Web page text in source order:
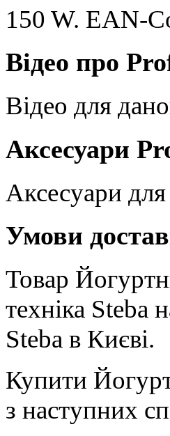
150 W. EAN-
Відео про
Відео для
Аксесуари
Аксесуари для
Умови
Товар
техніка Steba
Steba в Києві.
Купити
з наступних